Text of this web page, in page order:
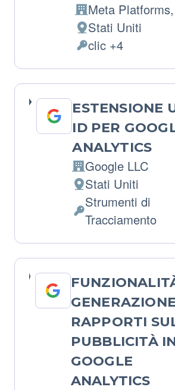
Azienda:
Meta
Luogo
del
trattamento:
Stati Uniti
Dati
Personali
trattati:
clic +4
ESTENSIONE
ID PER
ANALYTICS
Azienda:
Google LLC
Luogo
del
trattamento:
Stati Uniti
Dati
trattati:
Strumenti di
Tracciamento
RAPPORTI
PUBBLICITÀ
GOOGLE
ANALYTICS